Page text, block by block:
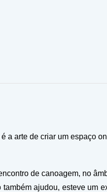
é a arte de criar um espaço
de canoagem, no
ajudou, esteve um